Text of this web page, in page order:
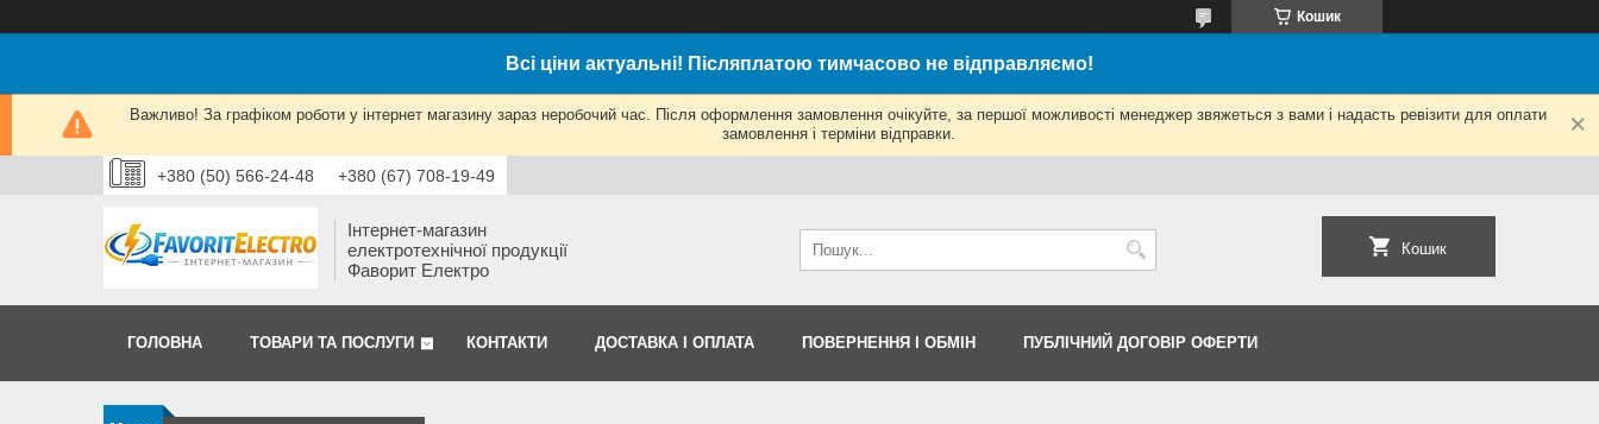
Кошик
Всі ціни актуальні! Післяплатою тимчасово не відправляємо!
Важливо! За графіком роботи у інтернет магазину зараз неробочий час. Після оформлення замовлення очікуйте, за першої можливості менеджер звяжеться з вами і надасть ревізити для оплати
замовлення і терміни відправки.
+380 (50) 566-24-48 +380 (67) 708-19-49
Інтернет-магазин
електротехнічної продукції
Фаворит Електро
Кошик
ГОЛОВНА ТОВАРИ ТА ПОСЛУГИ КОНТАКТИ ДОСТАВКА І ОПЛАТА ПОВЕРНЕННЯ І ОБМІН ПУБЛІЧНИЙ ДОГОВІР ОФЕРТИ